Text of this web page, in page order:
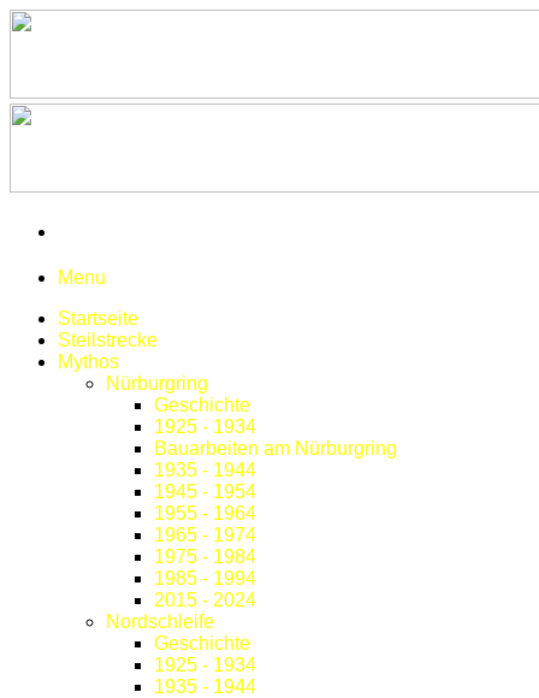
Menu
Startseite
Steilstrecke
Mythos
Nürburgring
Geschichte
1925 - 1934
Bauarbeiten am Nürburgring
1935 - 1944
1945 - 1954
1955 - 1964
1965 - 1974
1975 - 1984
1985 - 1994
2015 - 2024
Nordschleife
Geschichte
1925 - 1934
1935 - 1944